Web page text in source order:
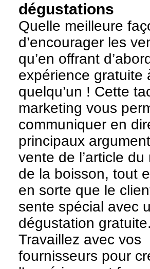
dégustations
Quelle meilleure
d’encourager les
qu’en offrant
expérience gratuite
quelqu’un ! Cette
marketing vous
communiquer en
principaux
vente de l’article du
de la boisson, tout
en sorte que le
sente spécial avec
dégustation gratuite.
Travaillez avec vos
fournisseurs pour